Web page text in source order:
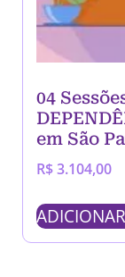
04
em São
R$3.104,00